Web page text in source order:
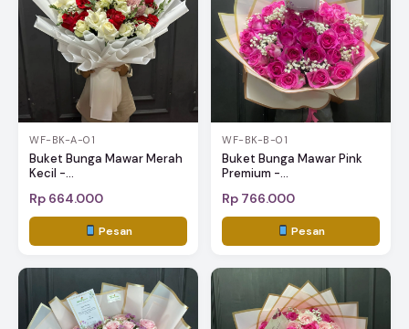
WF-BK-A-01
Buket Bunga Mawar Merah
Kecil -...
Rp 664.000
Pesan
WF-BK-B-01
Buket Bunga Mawar Pink
Premium -...
Rp 766.000
Pesan